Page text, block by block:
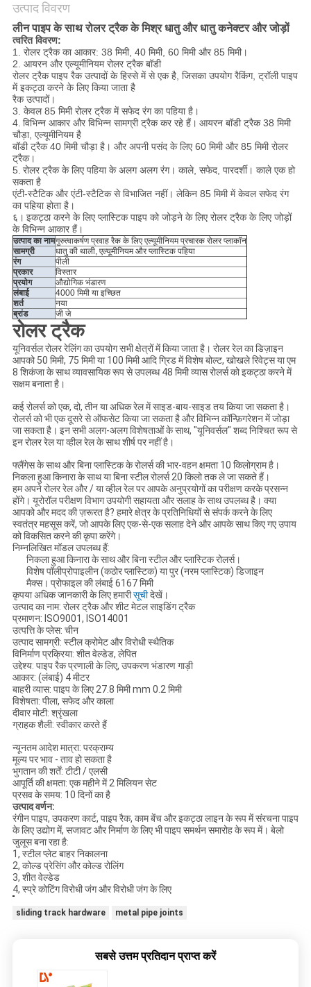
PRIVACY
POLICY
उत्पाद विवरण
लीन पाइप के साथ रोलर ट्रैक के मिश्र धातु और धातु कनेक्टर और जोड़ों
त्वरित विवरण:
1. रोलर ट्रैक का आकार: 38 मिमी, 40 मिमी, 60 मिमी और 85 मिमी।
2. आयरन और एल्यूमीनियम रोलर ट्रैक बॉडी
रोलर ट्रैक पाइप रैक उत्पादों के हिस्से में से एक है, जिसका उपयोग रैकिंग, ट्रॉली पाइप
में इकट्ठा करने के लिए किया जाता है
रैक उत्पादों।
3. केवल 85 मिमी रोलर ट्रैक में सफेद रंग का पहिया है।
4. विभिन्न आकार और विभिन्न सामग्री ट्रैक कर रहे हैं। आयरन बॉडी ट्रैक 38 मिमी
चौड़ा, एल्यूमीनियम है
बॉडी ट्रैक 40 मिमी चौड़ा है। और अपनी पसंद के लिए 60 मिमी और 85 मिमी रोलर
ट्रैक।
5. रोलर ट्रैक के लिए पहिया के अलग अलग रंग। काले, सफेद, पारदर्शी। काले एक हो
सकता है
एंटी-स्टैटिक और एंटी-स्टैटिक से विभाजित नहीं। लेकिन 85 मिमी में केवल सफेद रंग
का पहिया होता है।
६। इकट्ठा करने के लिए प्लास्टिक पाइप को जोड़ने के लिए रोलर ट्रैक के लिए जोड़ों
के विभिन्न आकार हैं।
उत्पाद का नामगुरुत्वाकर्षण प्रवाह रैक के लिए एल्यूमीनियम प्रचारक रोलर प्लाकॉन
सामग्री
धातु की थाली, एल्यूमीनियम और प्लास्टिक पहिया
रंग
पीली
प्रकार
विस्तार
प्रयोग
औद्योगिक भंडारण
लंबाई
4000 मिमी या इच्छित
शर्त
नया
ब्रांड
जी जे
रोलर ट्रैक
यूनिवर्सल रोलर रेलिंग का उपयोग सभी क्षेत्रों में किया जाता है। रोलर रेल का डिज़ाइन
आपको 50 मिमी, 75 मिमी या 100 मिमी आदि ग्रिड में विशेष बोल्ट, खोखले रिवेट्स या एम
8 शिकंजा के साथ व्यावसायिक रूप से उपलब्ध 48 मिमी व्यास रोलर्स को इकट्ठा करने में
सक्षम बनाता है।
कई रोलर्स को एक, दो, तीन या अधिक रेल में साइड-बाय-साइड तय किया जा सकता है।
रोलर्स को भी एक दूसरे से ऑफसेट किया जा सकता है और विभिन्न कॉन्फ़िगरेशन में जोड़ा
जा सकता है। इन सभी अलग-अलग विशेषताओं के साथ, "यूनिवर्सल" शब्द निश्चित रूप से
इन रोलर रेल या व्हील रेल के साथ शीर्ष पर नहीं है।
फ्लैंगेस के साथ और बिना प्लास्टिक के रोलर्स की भार-वहन क्षमता 10 किलोग्राम है।
निकला हुआ किनारा के साथ या बिना स्टील रोलर्स 20 किलो तक ले जा सकते हैं।
हम अपने रोलर रेल और / या व्हील रेल पर आपके अनुप्रयोगों का परीक्षण करके प्रसन्न
होंगे। यूरोरॉल परीक्षण विभाग उपयोगी सहायता और सलाह के साथ उपलब्ध है। क्या
आपको और मदद की ज़रूरत है? हमारे क्षेत्र के प्रतिनिधियों से संपर्क करने के लिए
स्वतंत्र महसूस करें, जो आपके लिए एक-से-एक सलाह देने और आपके साथ किए गए उपाय
को विकसित करने की कृपा करेंगे।
निम्नलिखित मॉडल उपलब्ध हैं:
निकला हुआ किनारा के साथ और बिना स्टील और प्लास्टिक रोलर्स।
विशेष पॉलीप्रोपाइलीन (कठोर प्लास्टिक) या पुर (नरम प्लास्टिक) डिजाइन
मैक्स। प्रोफाइल की लंबाई 6167 मिमी
कृपया अधिक जानकारी के लिए हमारीसूचीदेखें।
उत्पाद का नाम: रोलर ट्रैक और शीट मेटल साइडिंग ट्रैक
प्रमाणन: ISO9001, ISO14001
उत्पत्ति के प्लेस: चीन
उत्पाद सामग्री: स्टील क्रोमेट और विरोधी स्थैतिक
विनिर्माण प्रक्रिया: शीत वेल्डेड, लेपित
उद्देश्य: पाइप रैक प्रणाली के लिए, उपकरण भंडारण गाड़ी
आकार: (लंबाई) 4 मीटर
बाहरी व्यास: पाइप के लिए 27.8 मिमी mm 0.2 मिमी
विशेषता: पीला, सफेद और काला
दीवार मोटी: श्रृंखला
ग्राहक शैली: स्वीकार करते हैं
न्यूनतम आदेश मात्रा: परक्राम्य
मूल्य पर भाव - ताव हो सकता है
भुगतान की शर्तें: टीटी / एलसी
आपूर्ति की क्षमता: एक महीने में 2 मिलियन सेट
प्रसव के समय: 10 दिनों का है
उत्पाद वर्णन:
रंगीन पाइप, उपकरण कार्ट, पाइप रैक, काम बेंच और इकट्ठा लाइन के रूप में संरचना पाइप
के लिए उद्योग में, सजावट और निर्माण के लिए भी पाइप समर्थन समारोह के रूप में। बेलो
जुलूस बना रहा है:
1, स्टील प्लेट बाहर निकालना
2, कोल्ड प्रेसिंग और कोल्ड रोलिंग
3, शीत वेल्डेड
4, स्प्रे कोटिंग विरोधी जंग और विरोधी जंग के लिए
sliding track hardware metal pipe joints
सबसे उत्तम प्रतिदान प्राप्त करें